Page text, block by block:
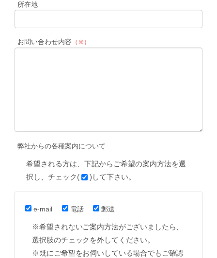
所在地
お問い合わせ内容 （※）
弊社からの各種案内について
希望される方は、下記からご希望の案内方法を選
択し、チェック(
)して下さい。
e-mail 電話 郵送
※希望されないご案内方法がございましたら、
選択肢のチェックを外してください。
※既にご希望をお伺いしている場合でもご確認